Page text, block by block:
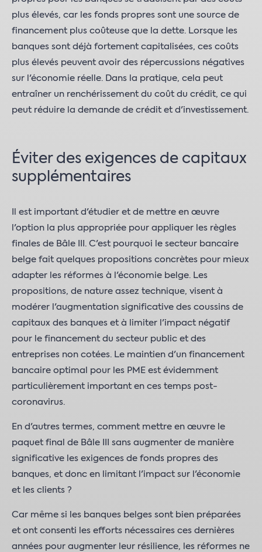
plus élevés, car les fonds propres sont une source de
financement plus coûteuse que la dette. Lorsque les
banques sont déjà fortement capitalisées, ces coûts
plus élevés peuvent avoir des répercussions négatives
sur l'économie réelle. Dans la pratique, cela peut
entraîner un renchérissement du coût du crédit, ce qui
peut réduire la demande de crédit et d'investissement.
Éviter des exigences de capitaux
supplémentaires
Il est important d'étudier et de mettre en œuvre
l'option la plus appropriée pour appliquer les règles
finales de Bâle III. C'est pourquoi le secteur bancaire
belge fait quelques propositions concrètes pour mieux
adapter les réformes à l'économie belge. Les
propositions, de nature assez technique, visent à
modérer l'augmentation significative des coussins de
capitaux des banques et à limiter l'impact négatif
pour le financement du secteur public et des
entreprises non cotées. Le maintien d'un financement
bancaire optimal pour les PME est évidemment
particulièrement important en ces temps post-
coronavirus.
En d'autres termes, comment mettre en œuvre le
paquet final de Bâle III sans augmenter de manière
significative les exigences de fonds propres des
banques, et donc en limitant l'impact sur l'économie
et les clients ?
Car même si les banques belges sont bien préparées
et ont consenti les efforts nécessaires ces dernières
années pour augmenter leur résilience, les réformes ne